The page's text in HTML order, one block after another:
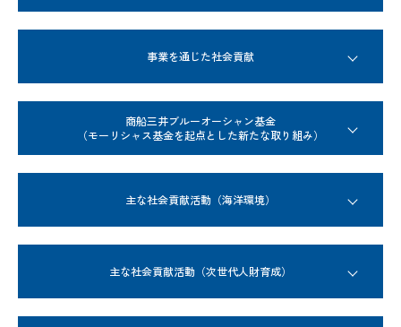
事業を通じた社会貢献
商船三井ブルーオーシャン基金
（モーリシャス基金を起点とした新たな取り組み）
主な社会貢献活動 （海洋環境）
主な社会貢献活動 （次世代人財育成）